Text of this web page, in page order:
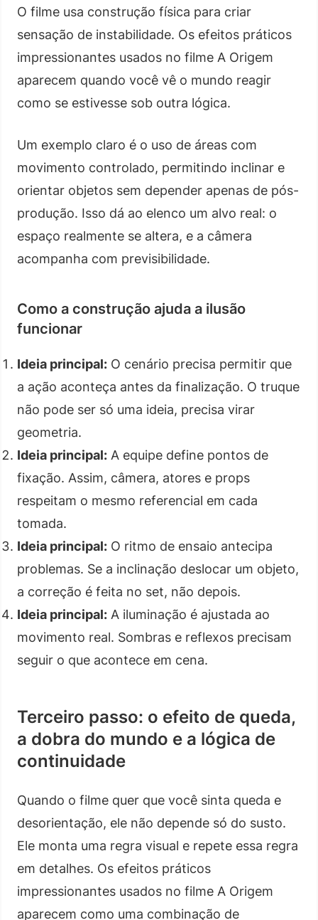
O filme usa construção física para criar
sensação de instabilidade. Os efeitos práticos
impressionantes usados no filme A Origem
aparecem quando você vê o mundo reagir
como se estivesse sob outra lógica.
Um exemplo claro é o uso de áreas com
movimento controlado, permitindo inclinar e
orientar objetos sem depender apenas de pós-
produção. Isso dá ao elenco um alvo real: o
espaço realmente se altera, e a câmera
acompanha com previsibilidade.
Como a construção ajuda a ilusão
funcionar
Ideia principal: O cenário precisa permitir que
a ação aconteça antes da finalização. O truque
não pode ser só uma ideia, precisa virar
geometria.
Ideia principal: A equipe define pontos de
fixação. Assim, câmera, atores e props
respeitam o mesmo referencial em cada
tomada.
Ideia principal: O ritmo de ensaio antecipa
problemas. Se a inclinação deslocar um objeto,
a correção é feita no set, não depois.
Ideia principal: A iluminação é ajustada ao
movimento real. Sombras e reflexos precisam
seguir o que acontece em cena.
Terceiro passo: o efeito de queda,
a dobra do mundo e a lógica de
continuidade
Quando o filme quer que você sinta queda e
desorientação, ele não depende só do susto.
Ele monta uma regra visual e repete essa regra
em detalhes. Os efeitos práticos
impressionantes usados no filme A Origem
aparecem como uma combinação de